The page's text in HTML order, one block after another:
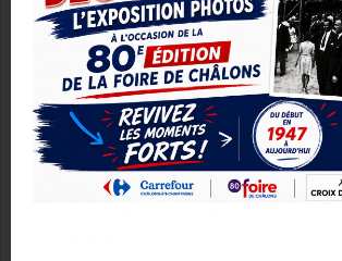
Youronlinechoices :proposé par
professionnels de la publicité
au sein de l’association
(European Digital Advertising
connaître les entreprises inscrites à
plateforme et qui offrent la
ou d’accepter les cookies utilisés
entreprises pour adapter les